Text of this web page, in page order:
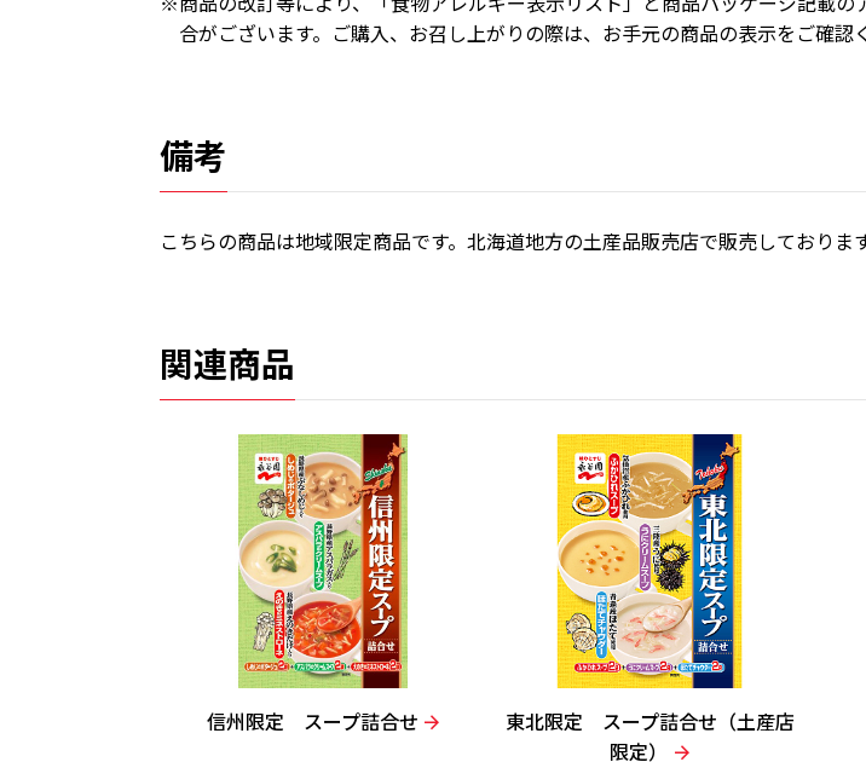
合がございます。ご購入、お召し上がりの際は、お手元の商品の表示をご確認
備考
こちらの商品は地域限定商品です。北海道地方の土産品販売店で販売しております
関連商品
信州限定 スープ詰合せ
東北限定 スープ詰合せ（土産店
限定）